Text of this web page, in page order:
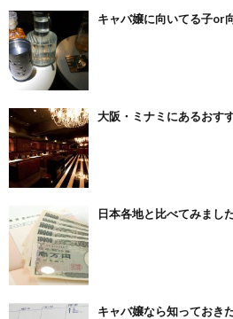
キャバ嬢に向いてる子or
大阪・ミナミにあるおす
日本各地と比べてみまし
キャバ嬢なら知っておき